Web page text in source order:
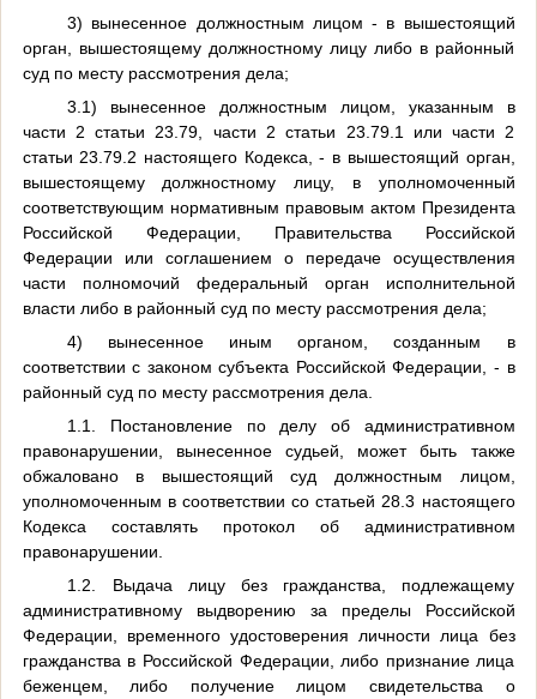
3) вынесенное должностным лицом - в вышестоящий
орган, вышестоящему должностному лицу либо в районный
суд по месту рассмотрения дела;
3.1) вынесенное должностным лицом, указанным в
части 2 статьи 23.79, части 2 статьи 23.79.1 или части 2
статьи 23.79.2 настоящего Кодекса, - в вышестоящий орган,
вышестоящему должностному лицу, в уполномоченный
соответствующим нормативным правовым актом Президента
Российской Федерации, Правительства Российской
Федерации или соглашением о передаче осуществления
части полномочий федеральный орган исполнительной
власти либо в районный суд по месту рассмотрения дела;
4) вынесенное иным органом, созданным в
соответствии с законом субъекта Российской Федерации, - в
районный суд по месту рассмотрения дела.
1.1. Постановление по делу об административном
правонарушении, вынесенное судьей, может быть также
обжаловано в вышестоящий суд должностным лицом,
уполномоченным в соответствии со статьей 28.3 настоящего
Кодекса составлять протокол об административном
правонарушении.
1.2. Выдача лицу без гражданства, подлежащему
административному выдворению за пределы Российской
Федерации, временного удостоверения личности лица без
гражданства в Российской Федерации, либо признание лица
беженцем, либо получение лицом свидетельства о